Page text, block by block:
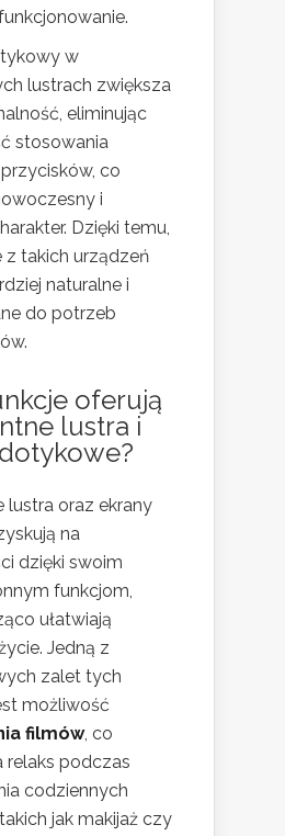
w
lustrach zwiększa
eliminując
stosowania
co
i
Dzięki temu,
z takich urządzeń
naturalne i
do potrzeb
oferują
lustra i
lustra oraz ekrany
na
dzięki swoim
funkcjom,
ułatwiają
Jedną z
zalet tych
możliwość
filmów, co
relaks podczas
codziennych
jak makijaż czy